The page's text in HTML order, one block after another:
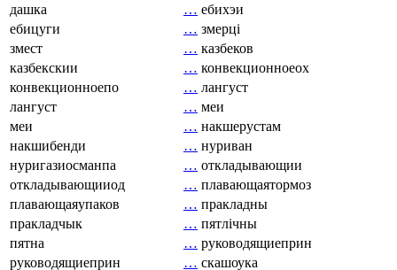
дашка
… ебихэи
ебицуги
… змерці
змест
… казбеков
казбекскии
… конвекционноеох
конвекционноепо
… лангуст
лангуст
… меи
меи
… накшерустам
накшибенди
… нуриван
нуригазиосманпа
… откладывающии
откладывающииод
… плавающаятормоз
плавающаяупаков
… пракладны
пракладчык
… пятлічны
пятна
… руководящиеприн
руководящиеприн
… скашоука